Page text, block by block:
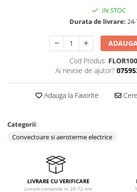
IN STOC
Durata de livrare:
Cod Produs:
Ai nevoie de ajutor?
Adauga la Favorite
Categorii:
Convectoare si aeroterme electrice
LIVRARE CU VERIFICARE
Livram comanda in 24-72 ore